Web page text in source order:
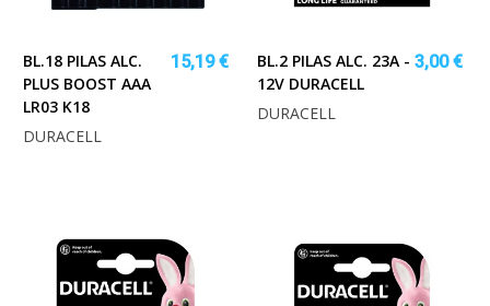
BL.18 PILAS ALC.
PLUS BOOST AAA
LR03 K18
15,19 €
DURACELL
BL.2 PILAS ALC. 23A -
12V DURACELL
3,00 €
DURACELL